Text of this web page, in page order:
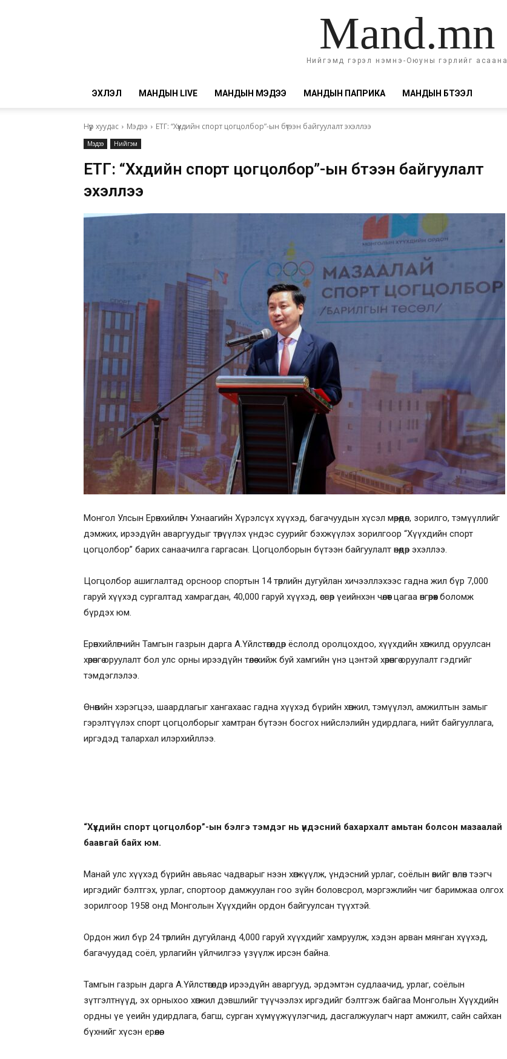
Mand.mn
Нийгэмд гэрэл нэмнэ-Оюуны гэрлийг асаана
ЭХЛЭЛ МАНДЫН LIVE МАНДЫН МЭДЭЭ МАНДЫН ПАПРИКА МАНДЫН БҮТЭЭЛ
Нүүр хуудас Мэдээ ЕТГ: “Хүүхдийн спорт цогцолбор”-ын бүтээн байгуулалт эхэллээ
Мэдээ Нийгэм
ЕТГ: “Хүүхдийн спорт цогцолбор”-ын бүтээн байгуулалт
эхэллээ
Монгол Улсын Ерөнхийлөгч Ухнаагийн Хүрэлсүх хүүхэд, багачуудын хүсэл мөрөөдөл, зорилго, тэмүүллийг
дэмжих, ирээдүйн аваргуудыг төрүүлэх үндэс суурийг бэхжүүлэх зорилгоор “Хүүхдийн спорт
цогцолбор” барих санаачилга гаргасан. Цогцолборын бүтээн байгуулалт өнөөдөр эхэллээ.
Цогцолбор ашиглалтад орсноор спортын 14 төрлийн дугуйлан хичээллэхээс гадна жил бүр 7,000
гаруй хүүхэд сургалтад хамрагдан, 40,000 гаруй хүүхэд, өсвөр үеийнхэн чөлөөт цагаа өнгөрөөх боломж
бүрдэх юм.
Ерөнхийлөгчийн Тамгын газрын дарга А.Үйлстөгөлдөр ёслолд оролцохдоо, хүүхдийн хөгжилд оруулсан
хөрөнгө оруулалт бол улс орны ирээдүйн төлөө хийж буй хамгийн үнэ цэнтэй хөрөнгө оруулалт гэдгийг
тэмдэглэлээ.
Өнөөгийн хэрэгцээ, шаардлагыг хангахаас гадна хүүхэд бүрийн хөгжил, тэмүүлэл, амжилтын замыг
гэрэлтүүлэх спорт цогцолборыг хамтран бүтээн босгох нийслэлийн удирдлага, нийт байгууллага,
иргэдэд талархал илэрхийллээ.
“Хүүхдийн спорт цогцолбор”-ын бэлгэ тэмдэг нь үндэсний бахархалт амьтан болсон мазаалай
баавгай байх юм.
Манай улс хүүхэд бүрийн авьяас чадварыг нээн хөгжүүлж, үндэсний урлаг, соёлын өвийг өвлөн тээгч
иргэдийг бэлтгэх, урлаг, спортоор дамжуулан гоо зүйн боловсрол, мэргэжлийн чиг баримжаа олгох
зорилгоор 1958 онд Монголын Хүүхдийн ордон байгуулсан түүхтэй.
Ордон жил бүр 24 төрлийн дугуйланд 4,000 гаруй хүүхдийг хамруулж, хэдэн арван мянган хүүхэд,
багачуудад соёл, урлагийн үйлчилгээ үзүүлж ирсэн байна.
Тамгын газрын дарга А.Үйлстөгөлдөр ирээдүйн аваргууд, эрдэмтэн судлаачид, урлаг, соёлын
зүтгэлтнүүд, эх орныхоо хөгжил дэвшлийг түүчээлэх иргэдийг бэлтгэж байгаа Монголын Хүүхдийн
ордны үе үеийн удирдлага, багш, сурган хүмүүжүүлэгчид, дасгалжуулагч нарт амжилт, сайн сайхан
бүхнийг хүсэн ерөөлөө.